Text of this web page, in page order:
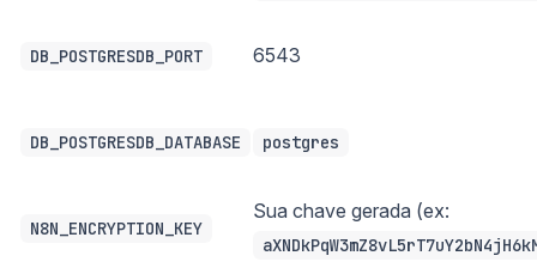
DB_POSTGRESDB_PORT 6543
DB_POSTGRESDB_DATABASE postgres
N8N_ENCRYPTION_KEY
Sua chave gerada (ex: